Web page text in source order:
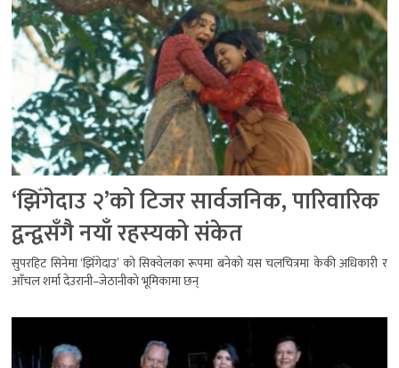
‘झिँगेदाउ २’को टिजर सार्वजनिक, पारिवारिक
द्वन्द्वसँगै नयाँ रहस्यको संकेत
सुपरहिट सिनेमा ‘झिँगेदाउ’ को सिक्वेलका रूपमा बनेको यस चलचित्रमा केकी अधिकारी र
आँचल शर्मा देउरानी–जेठानीको भूमिकामा छन्